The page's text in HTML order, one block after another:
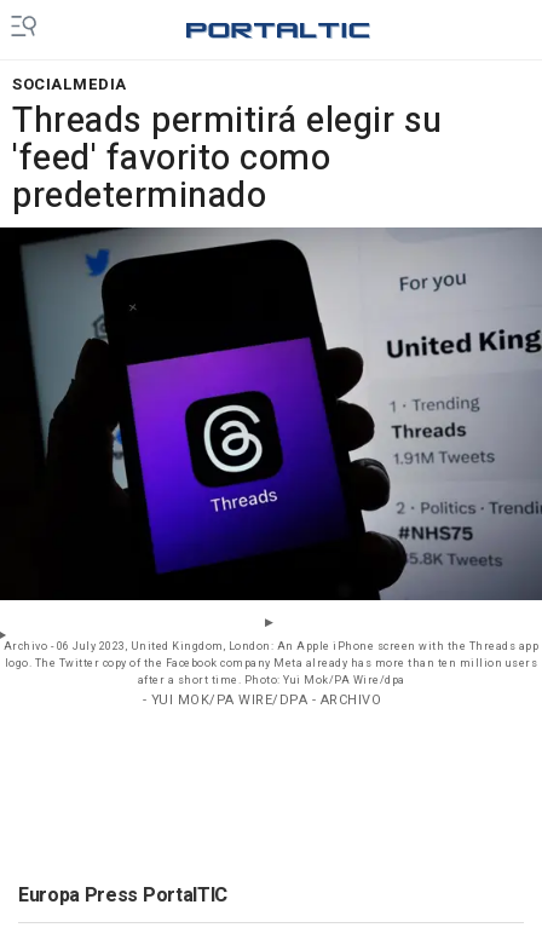
SOCIALMEDIA
Threads permitirá elegir su
'feed' favorito como
predeterminado
Archivo - 06 July 2023, United Kingdom, London: An Apple iPhone screen with the Threads app
logo. The Twitter copy of the Facebook company Meta already has more than ten million users
after a short time. Photo: Yui Mok/PA Wire/dpa
- YUI MOK/PA WIRE/DPA - ARCHIVO
Europa Press PortalTIC